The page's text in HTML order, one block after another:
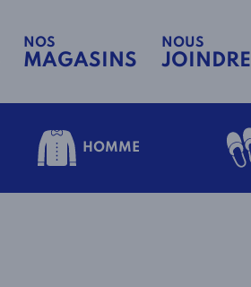
NOS
MAGASINS
NOUS
JOINDRE
HOMME